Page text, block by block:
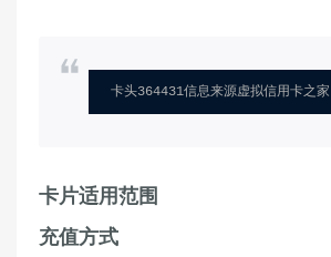
卡头364431信息来源虚拟信用卡之家
卡片适用范围
充值方式